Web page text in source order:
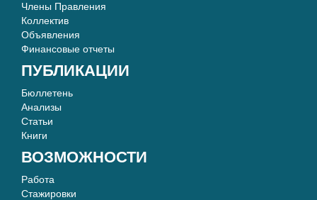
Члены Правления
Коллектив
Объявления
Финансовые отчеты
ПУБЛИКАЦИИ
Бюллетень
Анализы
Статьи
Книги
ВОЗМОЖНОСТИ
Работа
Стажировки